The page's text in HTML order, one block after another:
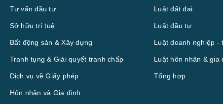
Tư vấn đầu tư
Sở hữu trí tuệ
Bất động sản & Xây dựng
Tranh tụng & Giải quyết tranh chấp
Dịch vụ về Giấy phép
Hôn nhân và Gia đình
Luật đất đai
Luật đầu tư
Luật doanh nghiệp -
Luật hôn nhân & gia
Tổng hợp